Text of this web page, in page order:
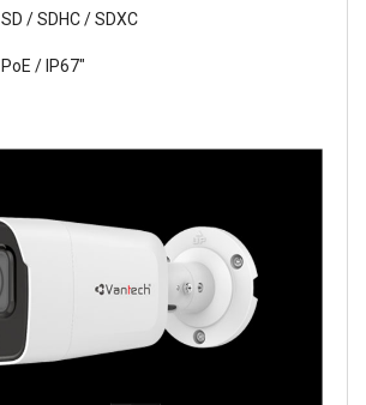
/ SDHC / SDXC
/ IP67"